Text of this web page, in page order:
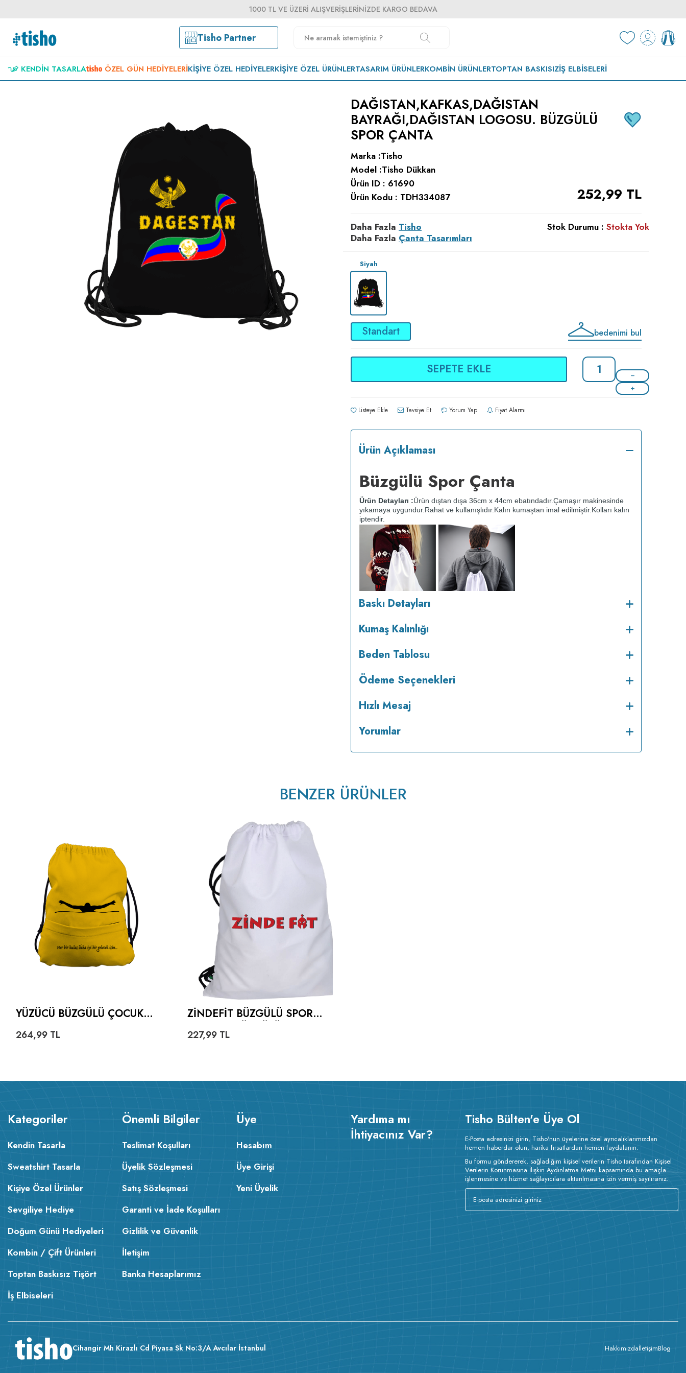
1000 TL VE ÜZERI ALIŞVERIŞLERINIZDE KARGO BEDAVA
Tisho Partner
KENDIN TASARLA ÖZEL GÜN HEDIYELERIKIŞIYE ÖZEL HEDIYELERKIŞIYE ÖZEL ÜRÜNLERTASARIM ÜRÜNLERKOMBIN ÜRÜNLERTOPTAN BASKISIZİŞ ELBISELERI
DAĞISTAN,KAFKAS,DAĞISTAN
BAYRAĞI,DAĞISTAN LOGOSU. BÜZGÜLÜ
SPOR ÇANTA
Marka :Tisho
Model :Tisho Dükkan
Ürün ID : 61690
Ürün Kodu : TDH334087 252,99 TL
Daha Fazla Tisho
Daha Fazla Çanta Tasarımları
Stok Durumu : Stokta Yok
Siyah
Standart bedenimi bul
SEPETE EKLE
Listeye Ekle Tavsiye Et Yorum Yap Fiyat Alarmı
Ürün Açıklaması
Büzgülü Spor Çanta
Ürün Detayları :Ürün dıştan dışa 36cm x 44cm ebatındadır.Çamaşır makinesinde
yıkamaya uygundur. Rahat ve kullanışlıdır. Kalın kumaştan imal edilmiştir. Kolları kalın
iptendir.
Baskı Detayları
Kumaş Kalınlığı
Beden Tablosu
Ödeme Seçenekleri
Hızlı Mesaj
Yorumlar
BENZER ÜRÜNLER
YÜZÜCÜ BÜZGÜLÜ ÇOCUK
264,99 TL
ZINDEFIT BÜZGÜLÜ SPORCU
ÇANTA
227,99 TL
Kategoriler
Kendin Tasarla
Sweatshirt Tasarla
Kişiye Özel Ürünler
Sevgiliye Hediye
Doğum Günü Hediyeleri
Kombin / Çift Ürünleri
Toptan Baskısız Tişört
İş Elbiseleri
Önemli Bilgiler
Teslimat Koşulları
Üyelik Sözleşmesi
Satış Sözleşmesi
Garanti ve İade Koşulları
Gizlilik ve Güvenlik
İletişim
Banka Hesaplarımız
Üye
Hesabım
Üye Girişi
Yeni Üyelik
Yardıma mı
İhtiyacınız Var?
Tisho Bülten'e Üye Ol
E-Posta adresinizi girin, Tisho'nun üyelerine özel ayrıcalıklarımızdan
hemen haberdar olun, harika fırsatlardan hemen faydalanın.
Bu formu göndererek, sağladığım kişisel verilerin Tisho tarafından Kişisel
Verilerin Korunmasına İlişkin Aydınlatma Metni kapsamında bu amaçla
işlenmesine ve hizmet sağlayıcılara aktarılmasına izin vermiş sayılırsınız.
Cihangir Mh Kirazlı Cd Piyasa Sk No:3/A Avcılar İstanbul HakkımızdaİletişimBlog